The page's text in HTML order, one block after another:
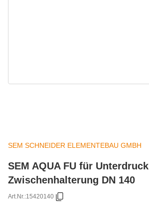
SEM SCHNEIDER ELEMENTEBAU GMBH
SEM AQUA FU für Unterdruck
Zwischenhalterung DN 140
Art.Nr.:15420140